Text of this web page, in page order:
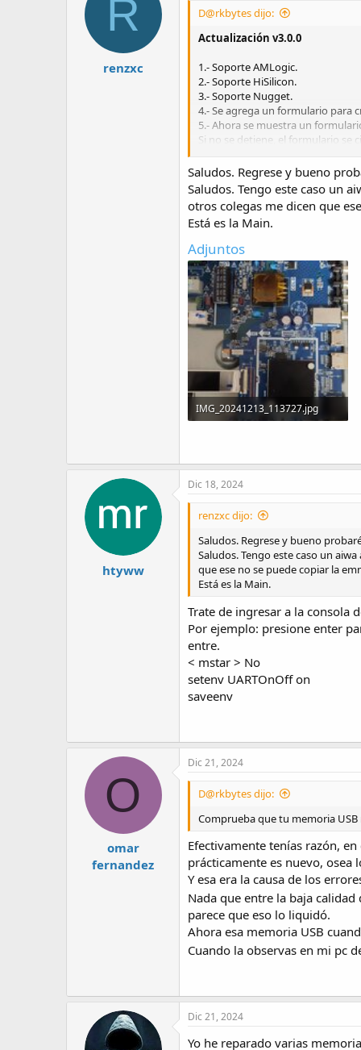
o
s
R
renzxc
D@rkbytes dijo:
Actualización v3.0.0
1.- Soporte AMLogic.
2.- Soporte HiSilicon.
3.- Soporte Nugget.
4.- Se agrega un formulario para
5.- Ahora se muestra un
Si no se detiene, el formulario se
Actualización v3.1.0
1.- Mejora en la visualización de
2.- Corrección de un bug en el
3.- Se agrega la posibilidad de
4.- Se corrigen 2 errores de
Saludos. Regrese y bueno
Saludos. Tengo este caso un
otros colegas me dicen que
Está es la Main.
Adjuntos
IMG_20241213_113727.jpg
htyww
Dic 18, 2024
renzxc dijo:
Saludos. Regrese y bueno
Saludos. Tengo este caso un
que ese no se puede copiar la
Está es la Main.
Trate de ingresar a la consola
Por ejemplo: presione enter
entre.
< mstar > No
setenv UARTOnOff on
saveenv
O
omar
fernandez
Dic 21, 2024
D@rkbytes dijo:
Comprueba que tu memoria
Efectivamente tenías razón,
prácticamente es nuevo, osea
Y esa era la causa de los
Nada que entre la baja
parece que eso lo liquidó.
Ahora esa memoria USB
Cuando la observas en mi pc
Dic 21, 2024
Yo he reparado varias